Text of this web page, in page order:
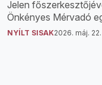
Jelen
Önkényes Mérvadó
NYÍLT SISAK2026. máj.